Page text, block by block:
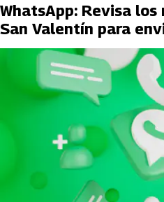
WhatsApp: Revisa
San Valentín para